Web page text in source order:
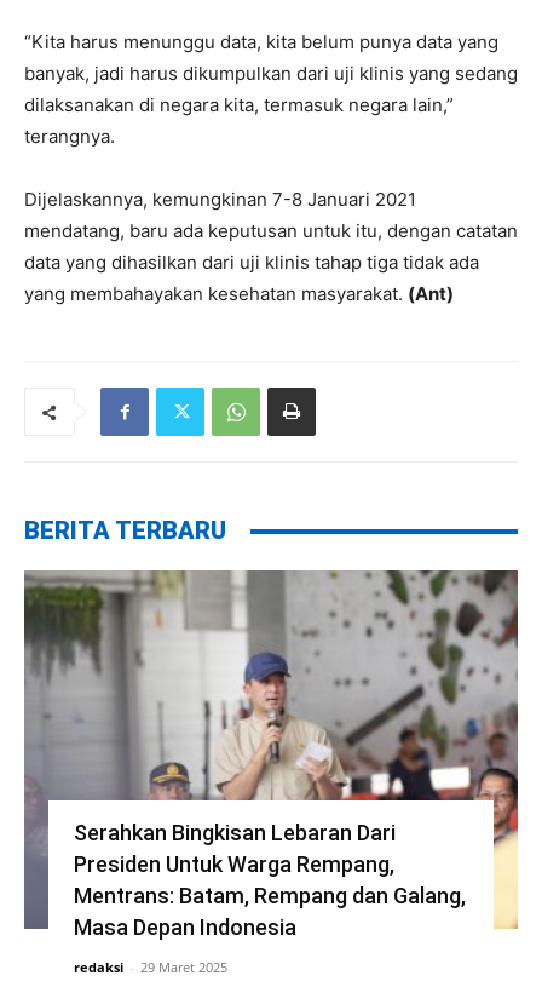
“Kita harus menunggu data, kita belum punya data yang
banyak, jadi harus dikumpulkan dari uji klinis yang sedang
dilaksanakan di negara kita, termasuk negara lain,”
terangnya.
Dijelaskannya, kemungkinan 7-8 Januari 2021
mendatang, baru ada keputusan untuk itu, dengan catatan
data yang dihasilkan dari uji klinis tahap tiga tidak ada
yang membahayakan kesehatan masyarakat. (Ant)
BERITA TERBARU
Serahkan Bingkisan Lebaran Dari
Presiden Untuk Warga Rempang,
Mentrans: Batam, Rempang dan Galang,
Masa Depan Indonesia
redaksi - 29 Maret 2025